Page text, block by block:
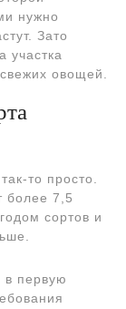
нужно
Зато
участка
овощей.
то просто.
более 7,5
сортов и
в первую